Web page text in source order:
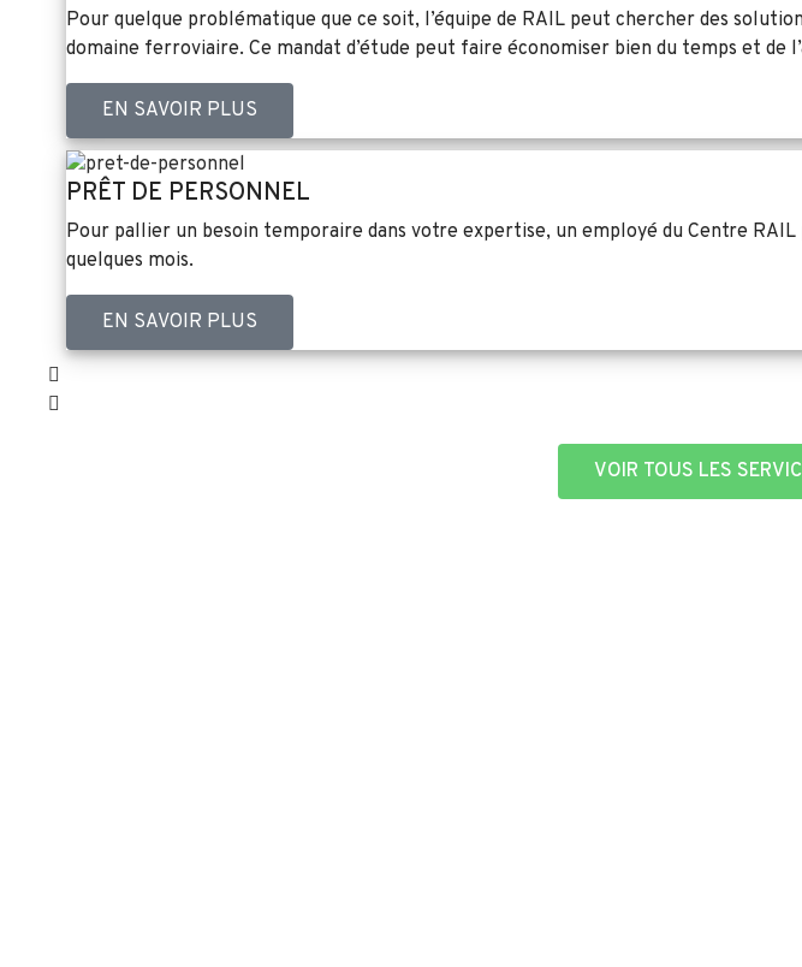
Pour quelque problématique que ce soit, l’équipe de RAIL peut chercher des
domaine ferroviaire. Ce mandat d’étude peut faire économiser bien du temps et de
EN SAVOIR PLUS
PRÊT DE PERSONNEL
Pour pallier un besoin temporaire dans votre expertise, un employé du Centre
quelques mois.
EN SAVOIR PLUS
VOIR TOUS LES